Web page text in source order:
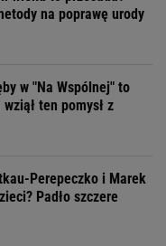
na poprawę urody
w "Na Wspólnej" to
ten pomysł z
Perepeczko i Marek
Padło szczere